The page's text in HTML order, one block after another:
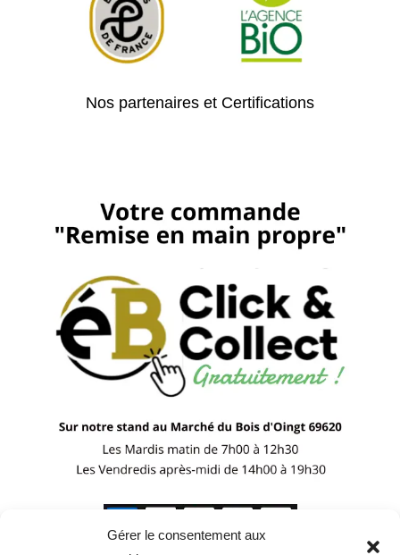
Gérer le consentement aux
Nos partenaires et Certifications